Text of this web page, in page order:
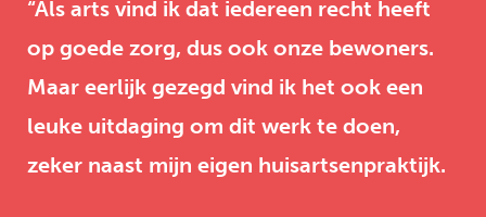
“Als arts vind ik dat iedereen recht heeft
op goede zorg, dus ook onze bewoners.
Maar eerlijk gezegd vind ik het ook een
leuke uitdaging om dit werk te doen,
zeker naast mijn eigen huisartsenpraktijk.